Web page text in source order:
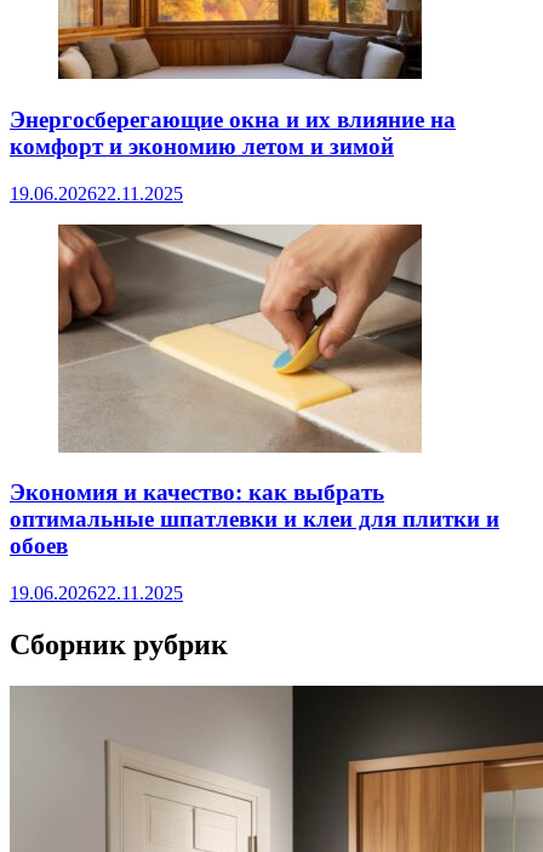
Энергосберегающие окна и их влияние на
комфорт и экономию летом и зимой
19.06.202622.11.2025
Экономия и качество: как выбрать
оптимальные шпатлевки и клеи для плитки и
обоев
19.06.202622.11.2025
Сборник рубрик